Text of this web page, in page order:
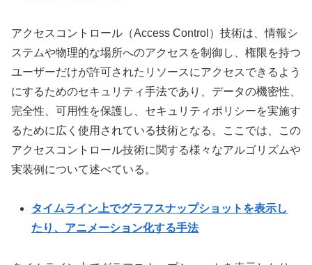
アクセスコントロール（Access Control）技術は、情報シ
ステムや物理的な場所へのアクセスを制御し、権限を持つ
ユーザーだけが許可されたリソースにアクセスできるよう
にするためのセキュリティ手法であり、データの機密性、
完全性、可用性を保護し、セキュリティポリシーを実施す
るために広く使用されている技術となる。ここでは、この
アクセスコントロール技術に関する様々なアルゴリズムや
実装例について述べている。
タイムライン上でグラフスナップショットを表示し
たり、アニメーション化する手法